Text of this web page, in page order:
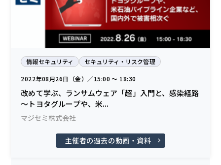
情報セキュリティ セキュリティ・リスク管理
2022年08月26日（金）／15:00 〜 18:30
改めて学ぶ、ランサムウェア「超」入門と、感染経路
～トヨタグループや、米...
マジセミ株式会社
主催者の過去の動画・資料